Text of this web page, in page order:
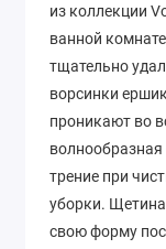
из коллекции
ванной
тщательно
ворсинки
проникают во
трение при
уборки.
свою форму